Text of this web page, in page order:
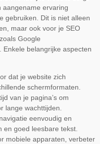
aangename ervaring
gebruiken. Dit is niet alleen
maar ook voor je SEO
Google
belangrijke aspecten
dat je website zich
schermformaten.
van je pagina’s om
lange wachttijden.
eenvoudig en
en goed leesbare tekst.
mobiele apparaten, verbeter